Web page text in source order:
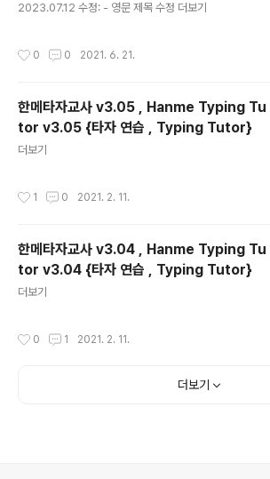
2023.07.12 수정: - 영문 제목 수정 더보기
0 0 2021. 6. 21.
한메타자교사 v3.05 , Hanme Typing Tu
tor v3.05 {타자 연습 , Typing Tutor}
더보기
1 0 2021. 2. 11.
한메타자교사 v3.04 , Hanme Typing Tu
tor v3.04 {타자 연습 , Typing Tutor}
더보기
0 1 2021. 2. 11.
더보기